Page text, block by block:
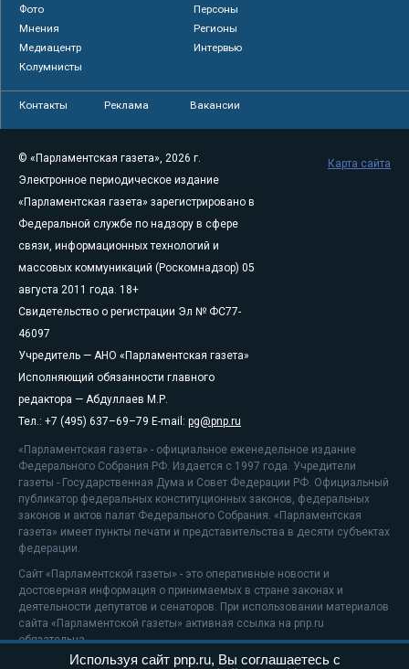
Фото
Персоны
Мнения
Регионы
Медиацентр
Интервью
Колумнисты
Контакты Реклама Вакансии
© «Парламентская газета», 2026 г.
Электронное периодическое издание
«Парламентская газета» зарегистрировано в
Федеральной службе по надзору в сфере
связи, информационных технологий и
массовых коммуникаций (Роскомнадзор) 05
августа 2011 года. 18+
Свидетельство о регистрации Эл № ФС77-
46097
Учредитель — АНО «Парламентская газета»
Исполняющий обязанности главного
редактора — Абдуллаев М.Р.
Тел.: +7 (495) 637–69–79 E-mail: pg@pnp.ru
«Парламентская газета» - официальное еженедельное издание
Федерального Собрания РФ. Издается с 1997 года. Учредители
газеты - Государственная Дума и Совет Федерации РФ. Официальный
публикатор федеральных конституционных законов, федеральных
законов и актов палат Федерального Собрания. «Парламентская
газета» имеет пункты печати и представительства в десяти субъектах
федерации.
Сайт «Парламентской газеты» - это оперативные новости и
достоверная информация о принимаемых в стране законах и
деятельности депутатов и сенаторов. При использовании материалов
сайта «Парламентской газеты» активная ссылка на pnp.ru
обязательна.
На информационном ресурсе применяютсярекомендательные
Карта сайта
Используя сайт pnp.ru, Вы соглашаетесь с